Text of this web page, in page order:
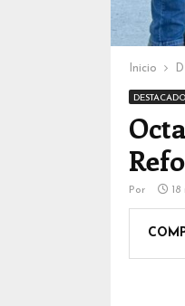
Inicio
DESTACADO
Por